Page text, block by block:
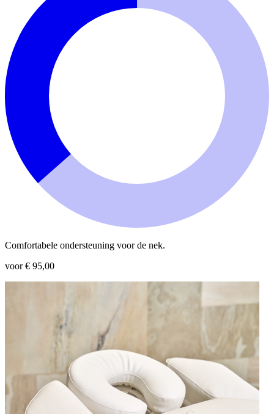
Comfortabele ondersteuning voor de nek.
voor € 95,00